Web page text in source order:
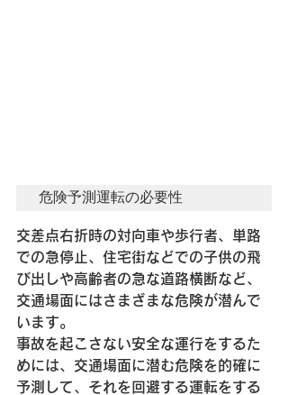
危険予測運転の必要性
交差点右折時の対向車や歩行者、単路
での急停止、住宅街などでの子供の飛
び出しや高齢者の急な道路横断など、
交通場面にはさまざまな危険が潜んで
います。
事故を起こさない安全な運行をするた
めには、交通場面に潜む危険を的確に
予測して、それを回避する運転をする